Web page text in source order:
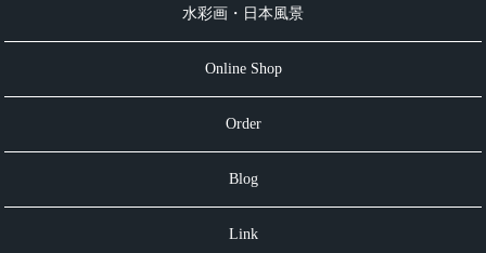
水彩画・日本風景
Online Shop
Order
Blog
Link